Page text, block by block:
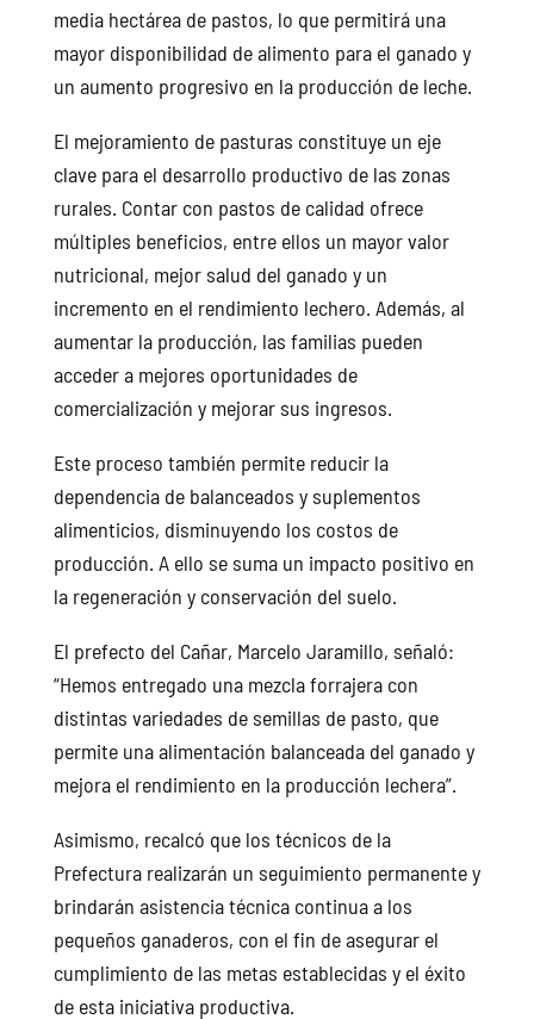
media hectárea de pastos, lo que permitirá una
mayor disponibilidad de alimento para el ganado y
un aumento progresivo en la producción de leche.
El mejoramiento de pasturas constituye un eje
clave para el desarrollo productivo de las zonas
rurales. Contar con pastos de calidad ofrece
múltiples beneficios, entre ellos un mayor valor
nutricional, mejor salud del ganado y un
incremento en el rendimiento lechero. Además, al
aumentar la producción, las familias pueden
acceder a mejores oportunidades de
comercialización y mejorar sus ingresos.
Este proceso también permite reducir la
dependencia de balanceados y suplementos
alimenticios, disminuyendo los costos de
producción. A ello se suma un impacto positivo en
la regeneración y conservación del suelo.
El prefecto del Cañar, Marcelo Jaramillo, señaló:
“Hemos entregado una mezcla forrajera con
distintas variedades de semillas de pasto, que
permite una alimentación balanceada del ganado y
mejora el rendimiento en la producción lechera”.
Asimismo, recalcó que los técnicos de la
Prefectura realizarán un seguimiento permanente y
brindarán asistencia técnica continua a los
pequeños ganaderos, con el fin de asegurar el
cumplimiento de las metas establecidas y el éxito
de esta iniciativa productiva.